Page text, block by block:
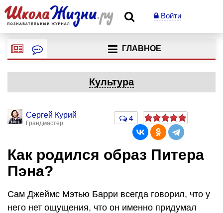
Войти
ГЛАВНОЕ
Культура
Сергей Курий
Грандмастер
4
Как родился образ Питера
Пэна?
Сам Джеймс Мэтью Барри всегда говорил, что у
него нет ощущения, что он именно придумал